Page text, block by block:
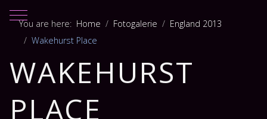
Mobile Menu Toggle
You are here: Home Fotogalerie
England 2013
Wakehurst Place
WAKEHURST
PLACE